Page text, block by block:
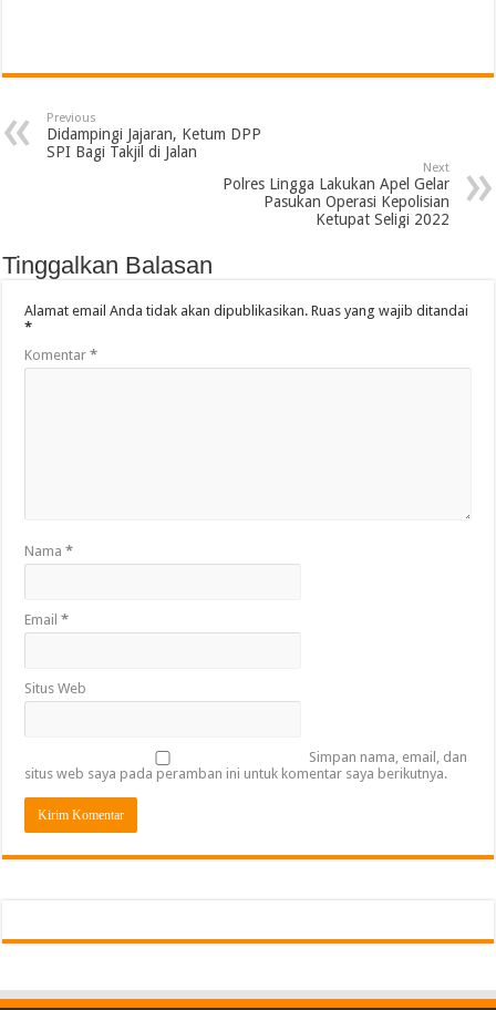
Previous
Didampingi Jajaran, Ketum DPP
SPI Bagi Takjil di Jalan
Next
Polres Lingga Lakukan Apel Gelar
Pasukan Operasi Kepolisian
Ketupat Seligi 2022
Tinggalkan Balasan
Alamat email Anda tidak akan dipublikasikan. Ruas yang wajib ditandai
*
Komentar*
Nama*
Email*
Situs Web
Simpan nama, email, dan
situs web saya pada peramban ini untuk komentar saya berikutnya.